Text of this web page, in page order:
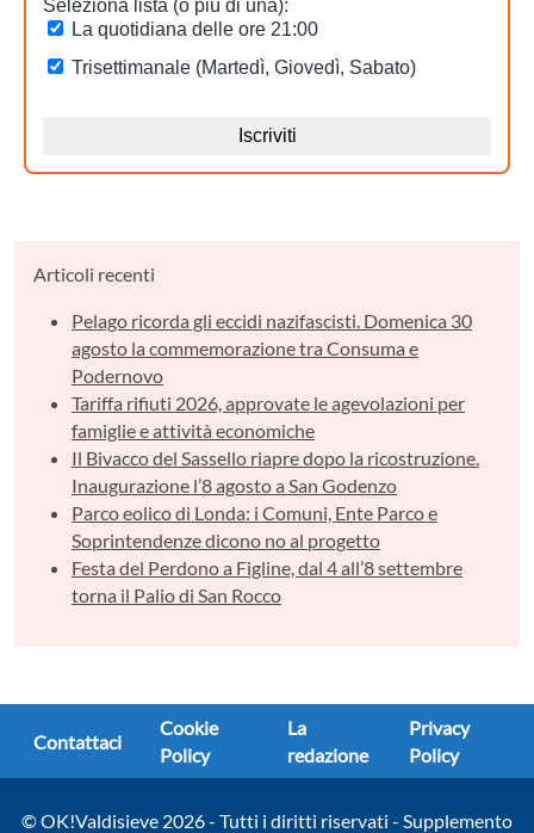
Articoli recenti
Pelago ricorda gli eccidi nazifascisti. Domenica 30
agosto la commemorazione tra Consuma e
Podernovo
Tariffa rifiuti 2026, approvate le agevolazioni per
famiglie e attività economiche
Il Bivacco del Sassello riapre dopo la ricostruzione.
Inaugurazione l’8 agosto a San Godenzo
Parco eolico di Londa: i Comuni, Ente Parco e
Soprintendenze dicono no al progetto
Festa del Perdono a Figline, dal 4 all’8 settembre
torna il Palio di San Rocco
Contattaci
Cookie
Policy
La
redazione
Privacy
Policy
© OK!Valdisieve 2026 - Tutti i diritti riservati - Supplemento